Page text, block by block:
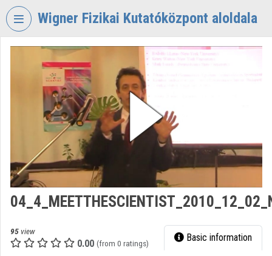
Skip header
Wigner Fizikai Kutatóközpont aloldala
VIDEOTORIUM
KUTATÓKÖZPONT
Organization home
Log In
Organization playlists
95 view
0.00 (from 0 ratings) Basic information